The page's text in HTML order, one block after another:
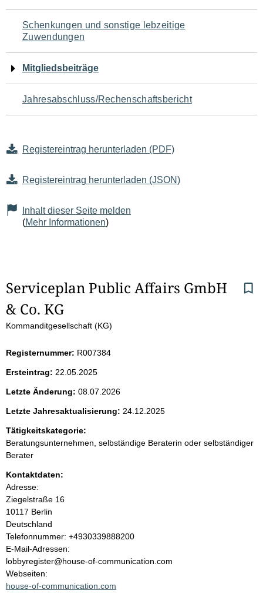
Schenkungen und sonstige lebzeitige
Zuwendungen
Mitgliedsbeiträge
Jahresabschluss/Rechenschaftsbericht
Registereintrag herunterladen (PDF)
Registereintrag herunterladen (JSON)
Inhalt dieser Seite melden
(Mehr Informationen)
S
e
t
e
n
i
n
h
a
l
t
Serviceplan Public Affairs GmbH
& Co. KG
Kommanditgesellschaft (KG)
Registernummer: R007384
Ersteintrag: 22.05.2025
Letzte Änderung: 08.07.2026
Letzte Jahresaktualisierung: 24.12.2025
Tätigkeitskategorie:
Beratungsunternehmen, selbständige Beraterin oder selbständiger
Berater
Kontaktdaten:
Adresse:
Ziegelstraße 16
10117 Berlin
Deutschland
K
o
n
t
a
Telefonnummer: +4930339888200
E-Mail-Adressen:
lobbyregister@house-of-communication.com
Webseiten:
house-of-communication.com